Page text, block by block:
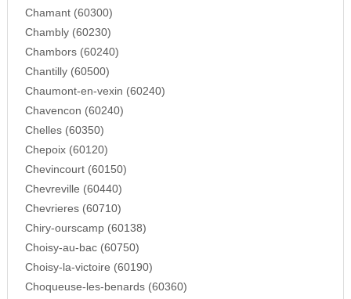
Chamant (60300)
Chambly (60230)
Chambors (60240)
Chantilly (60500)
Chaumont-en-vexin (60240)
Chavencon (60240)
Chelles (60350)
Chepoix (60120)
Chevincourt (60150)
Chevreville (60440)
Chevrieres (60710)
Chiry-ourscamp (60138)
Choisy-au-bac (60750)
Choisy-la-victoire (60190)
Choqueuse-les-benards (60360)